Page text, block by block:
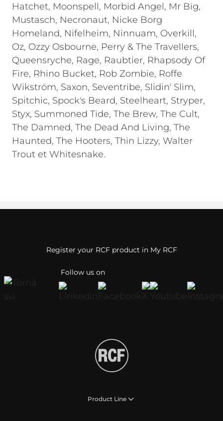
Hatchet, Moonspell, Morbid Angel, Mr Big,
Mustasch, Necronaut, Nicke Borg
Homeland, Nifelheim, Ninnuam, Overkill,
Oz, Ozzy Osbourne, Perry & The Travellers,
Queensryche, Rage, Raubtier, Rhapsody Of
Fire, Rhino Bucket, Rob Zombie, Roffe
Wikström, Saxon, Seventribe, Slidin' Slim,
Spitchic, Spock's Beard, Steelheart, Stryper,
Styx, Summoned Tide, The Brew, The Cult,
The Damned, The Dead And Living, The
Haunted, The Hooters, Thin Lizzy, Walter
Trout et Whitesnake.
Follow us on
Register your RCF product in My RCF
Product Line